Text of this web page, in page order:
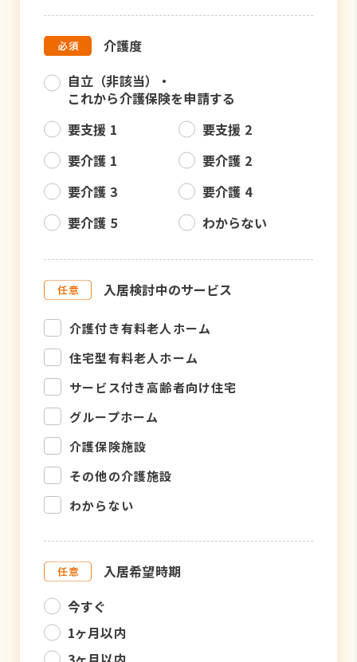
介護度
自立（非該当）・
これから介護保険を申請する
要支援 1
要支援 2
要介護 1
要介護 2
要介護 3
要介護 4
要介護 5
わからない
入居検討中のサービス
介護付き有料老人ホーム
住宅型有料老人ホーム
サービス付き高齢者向け住宅
グループホーム
介護保険施設
その他の介護施設
わからない
入居希望時期
今すぐ
1ヶ月以内